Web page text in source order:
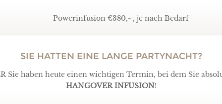
Powerinfusion €380,- , je nach Bedarf
SIE HATTEN EINE LANGE PARTYNACHT?
Sie haben heute einen wichtigen Termin, bei dem Sie
HANGOVER INFUSION!